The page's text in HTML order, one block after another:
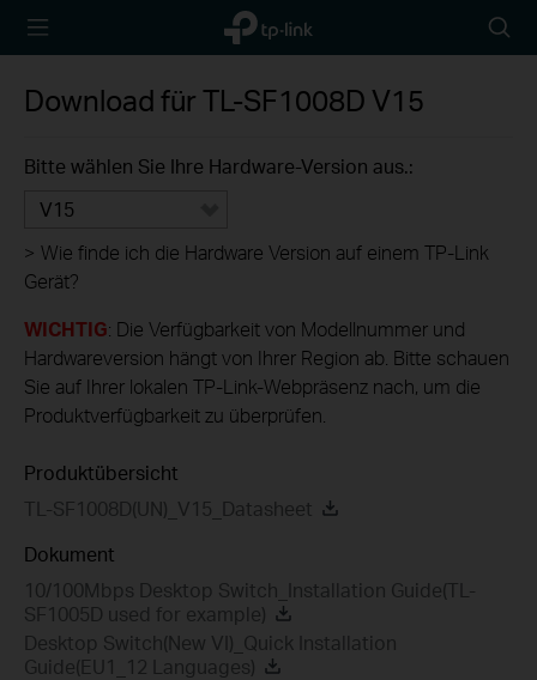
TP-Link,
Reliably
icon
Download fürTL-SF1008D V15
Bitte wählen Sie Ihre Hardware-Version aus.:
V15
> Wie finde ich die Hardware Version auf einem TP-Link
Gerät?
WICHTIG: Die Verfügbarkeit von Modellnummer und
Hardwareversion hängt von Ihrer Region ab. Bitte schauen
Sie auf Ihrer lokalen TP-Link-Webpräsenz nach, um die
Produktverfügbarkeit zu überprüfen.
Produktübersicht
TL-SF1008D(UN)_V15_Datasheet
Dokument
10/100Mbps Desktop Switch_Installation Guide(TL-
SF1005D used for example)
Desktop Switch(New VI)_Quick Installation
Guide(EU1_12 Languages)